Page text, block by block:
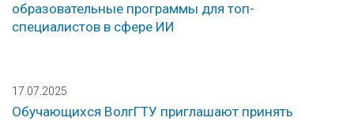
образовательные программы для топ-
специалистов в сфере ИИ
17.07.2025
Обучающихся ВолгГТУ приглашают принять